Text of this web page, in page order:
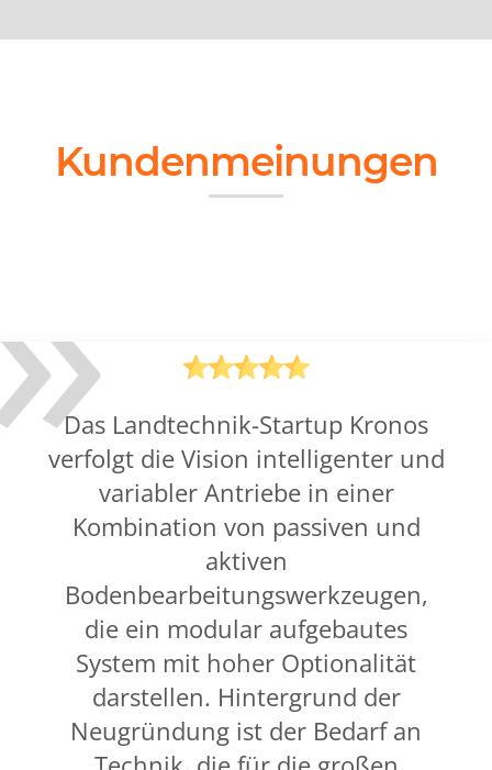
Kundenmeinungen
Das Landtechnik-Startup Kronos
verfolgt die Vision intelligenter und
variabler Antriebe in einer
Kombination von passiven und
aktiven
Bodenbearbeitungswerkzeugen,
die ein modular aufgebautes
System mit hoher Optionalität
darstellen. Hintergrund der
Neugründung ist der Bedarf an
Weiter